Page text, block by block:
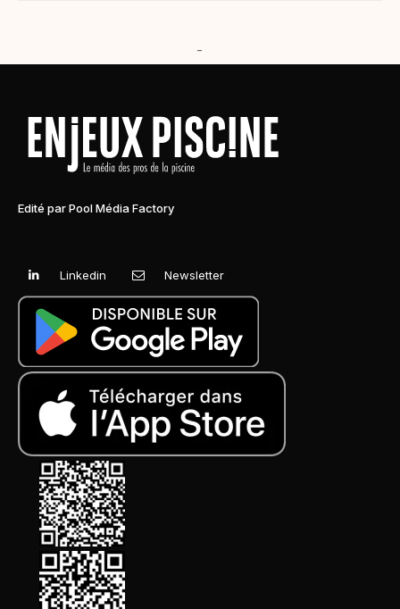
-
Edité par Pool Média Factory
Linkedin Newsletter